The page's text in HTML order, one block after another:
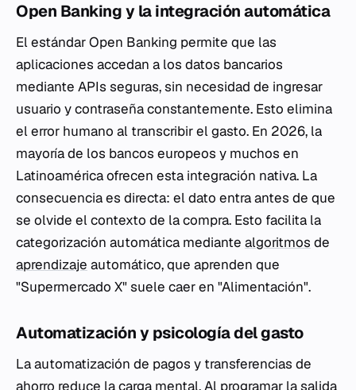
Open Banking y la integración automática
El estándar Open Banking permite que las
aplicaciones accedan a los datos bancarios
mediante APIs seguras, sin necesidad de ingresar
usuario y contraseña constantemente. Esto elimina
el error humano al transcribir el gasto. En 2026, la
mayoría de los bancos europeos y muchos en
Latinoamérica ofrecen esta integración nativa. La
consecuencia es directa: el dato entra antes de que
se olvide el contexto de la compra. Esto facilita la
categorización automática mediante algoritmos de
aprendizaje automático, que aprenden que
"Supermercado X" suele caer en "Alimentación".
Automatización y psicología del gasto
La automatización de pagos y transferencias de
ahorro reduce la carga mental. Al programar la salida